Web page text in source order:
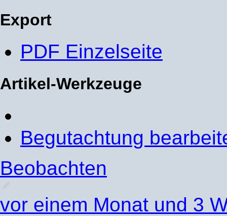
Export
PDF Einzelseite
Artikel-Werkzeuge
Begutachtung
Beobachten
vor einem Monat und 3